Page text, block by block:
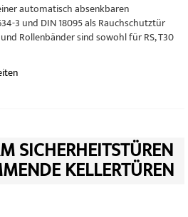
automatisch absenkbaren
3 und DIN 18095 als Rauchschutztür
und Rollenbänder sind sowohl für RS, T30
SICHERHEITSTÜREN
KELLERTÜREN